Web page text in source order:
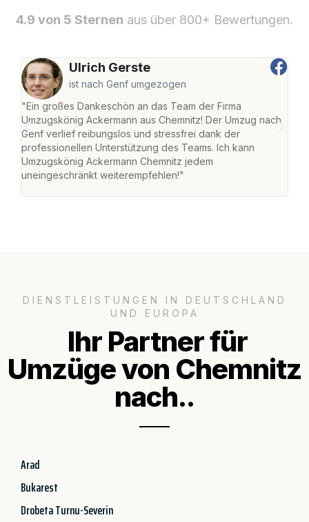
4.9 von 5 Sternen aus über 800+ Bewertungen.
Ulrich Gerste
ist nach Genf umgezogen
"Ein großes Dankeschön an das Team der Firma
Umzugskönig Ackermann aus Chemnitz! Der Umzug nach
Genf verlief reibungslos und stressfrei dank der
professionellen Unterstützung des Teams. Ich kann
Umzugskönig Ackermann Chemnitz jedem
uneingeschränkt weiterempfehlen!"
DIENSTLEISTUNGEN IN DEUTSCHLAND
UND EUROPA
Ihr Partner für
Umzüge von Chemnitz
nach..
Arad
Bukarest
Drobeta Turnu-Severin